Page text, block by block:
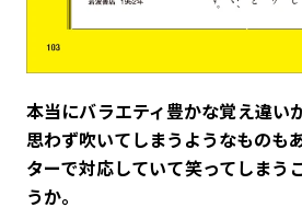
――本当にバラエティ豊かな覚え違
思わず吹いてしまうようなものも
ターで対応していて笑ってしまう
うか。